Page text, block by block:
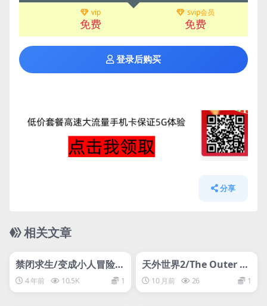
vip
免费
svip会员
免费
登录后购买
分享
相关文章
支持网络联机
禁闭求生/变成小人冒险/
Grounded/支持网络联机
4 年前 10.5K 1
网盘下载游戏
天外世界2/The Outer W
orlds 2
10 月前 26 1